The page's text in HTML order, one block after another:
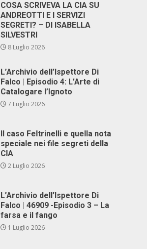
COSA SCRIVEVA LA CIA SU
ANDREOTTI E I SERVIZI
SEGRETI? – DI ISABELLA
SILVESTRI
8 Luglio 2026
L’Archivio dell’Ispettore Di
Falco | Episodio 4: L’Arte di
Catalogare l’Ignoto
7 Luglio 2026
Il caso Feltrinelli e quella nota
speciale nei file segreti della
CIA
2 Luglio 2026
L’Archivio dell’Ispettore Di
Falco | 46909 -Episodio 3 – La
farsa e il fango
1 Luglio 2026